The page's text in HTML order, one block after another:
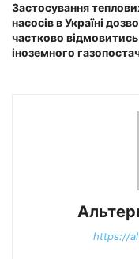
Застосування
насосів в Україні
частково відмовитись
іноземного
https://